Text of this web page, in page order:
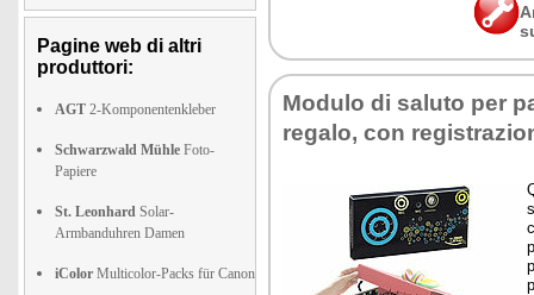
Pagine web di altri
produttori:
AGT 2-Komponentenkleber
Schwarzwald Mühle Foto-
Papiere
St. Leonhard Solar-
Armbanduhren Damen
iColor Multicolor-Packs für Canon
Modulo di saluto per
regalo, con